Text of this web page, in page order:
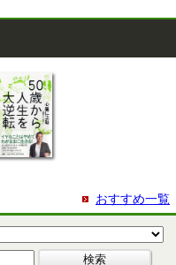
おすすめ一覧